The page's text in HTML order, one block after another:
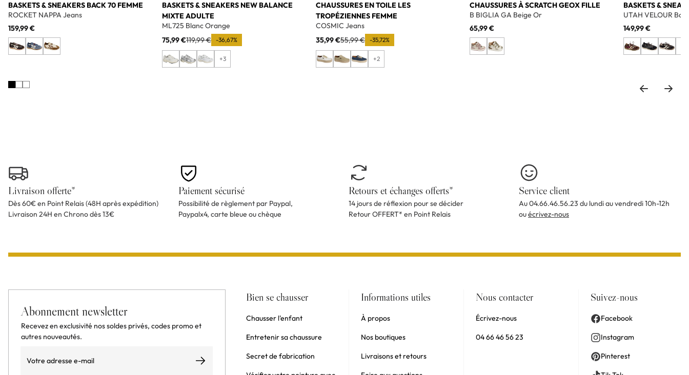
BASKETS & SNEAKERS BACK 70 FEMME
ROCKET NAPPA Jeans
159,99 €
BASKETS & SNEAKERS NEW BALANCE
MIXTE ADULTE
ML725 Blanc Orange
75,99 €119,99 € -36,67%
+3
CHAUSSURES EN TOILE LES
TROPÉZIENNES FEMME
COSMIC Jeans
35,99 €55,99 € -35,72%
+2
CHAUSSURES À SCRATCH GEOX FILLE
B BIGLIA GA Beige Or
65,99 €
BASKETS &
UTAH VELOUR
149,99 €
Livraison offerte*
Dès 60€ en Point Relais (48H après expédition)
Livraison 24H en Chrono dès 13€
Paiement sécurisé
Possibilité de règlement par Paypal,
Paypalx4, carte bleue ou chèque
Retours et échanges offerts*
14 jours de réflexion pour se décider
Retour OFFERT* en Point Relais
Service client
Au 04.66.46.56.23 du lundi au vendredi 10h-12h
ouécrivez-nous
Abonnement newsletter
Recevez en exclusivité nos soldes privés, codes promo et
autres nouveautés.
S’abonner
Bien se chausser
Chausser l'enfant
Entretenir sa chaussure
Secret de fabrication
Informations utiles
À propos
Nos boutiques
Livraisons et retours
Nous contacter
Écrivez-nous
04 66 46 56 23
Suivez-nous
Facebook
Instagram
Pinterest